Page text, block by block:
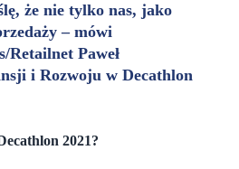
że nie tylko nas, jako
– mówi
Retailnet Paweł
i Rozwoju w Decathlon
2021?